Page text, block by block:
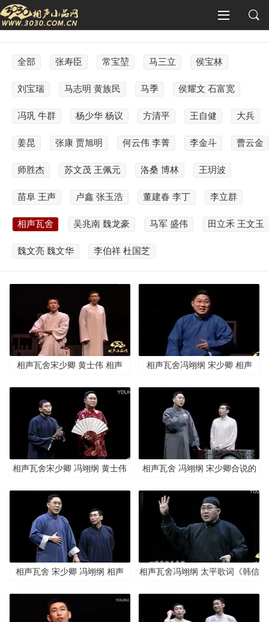
全部 张寿臣 常宝堃 马三立 侯宝林
刘宝瑞 马志明 黄族民 马季 侯耀文 石富宽
冯巩 牛群 杨少华 杨议 方清平 王自健 大兵
姜昆 张康 贾旭明 何云伟 李菁 李金斗 曹云金
师胜杰 苏文茂 王佩元 洛桑 博林 王玥波
苗阜 王声 卢鑫 张玉浩 董建春 李丁 李立群
相声瓦舍 吴兆南 魏龙豪 马军 盛伟 田立禾 王文玉
魏文亮 魏文华 李伯祥 杜国芝
相声瓦舍宋少卿 黄士伟 相声
相声瓦舍冯翊纲 宋少卿 相声
相声瓦舍宋少卿 冯翊纲 黄士伟
相声瓦舍 冯翊纲 宋少卿合说的
相声瓦舍 宋少卿 冯翊纲 相声
相声瓦舍冯翊纲 太平歌词《韩信